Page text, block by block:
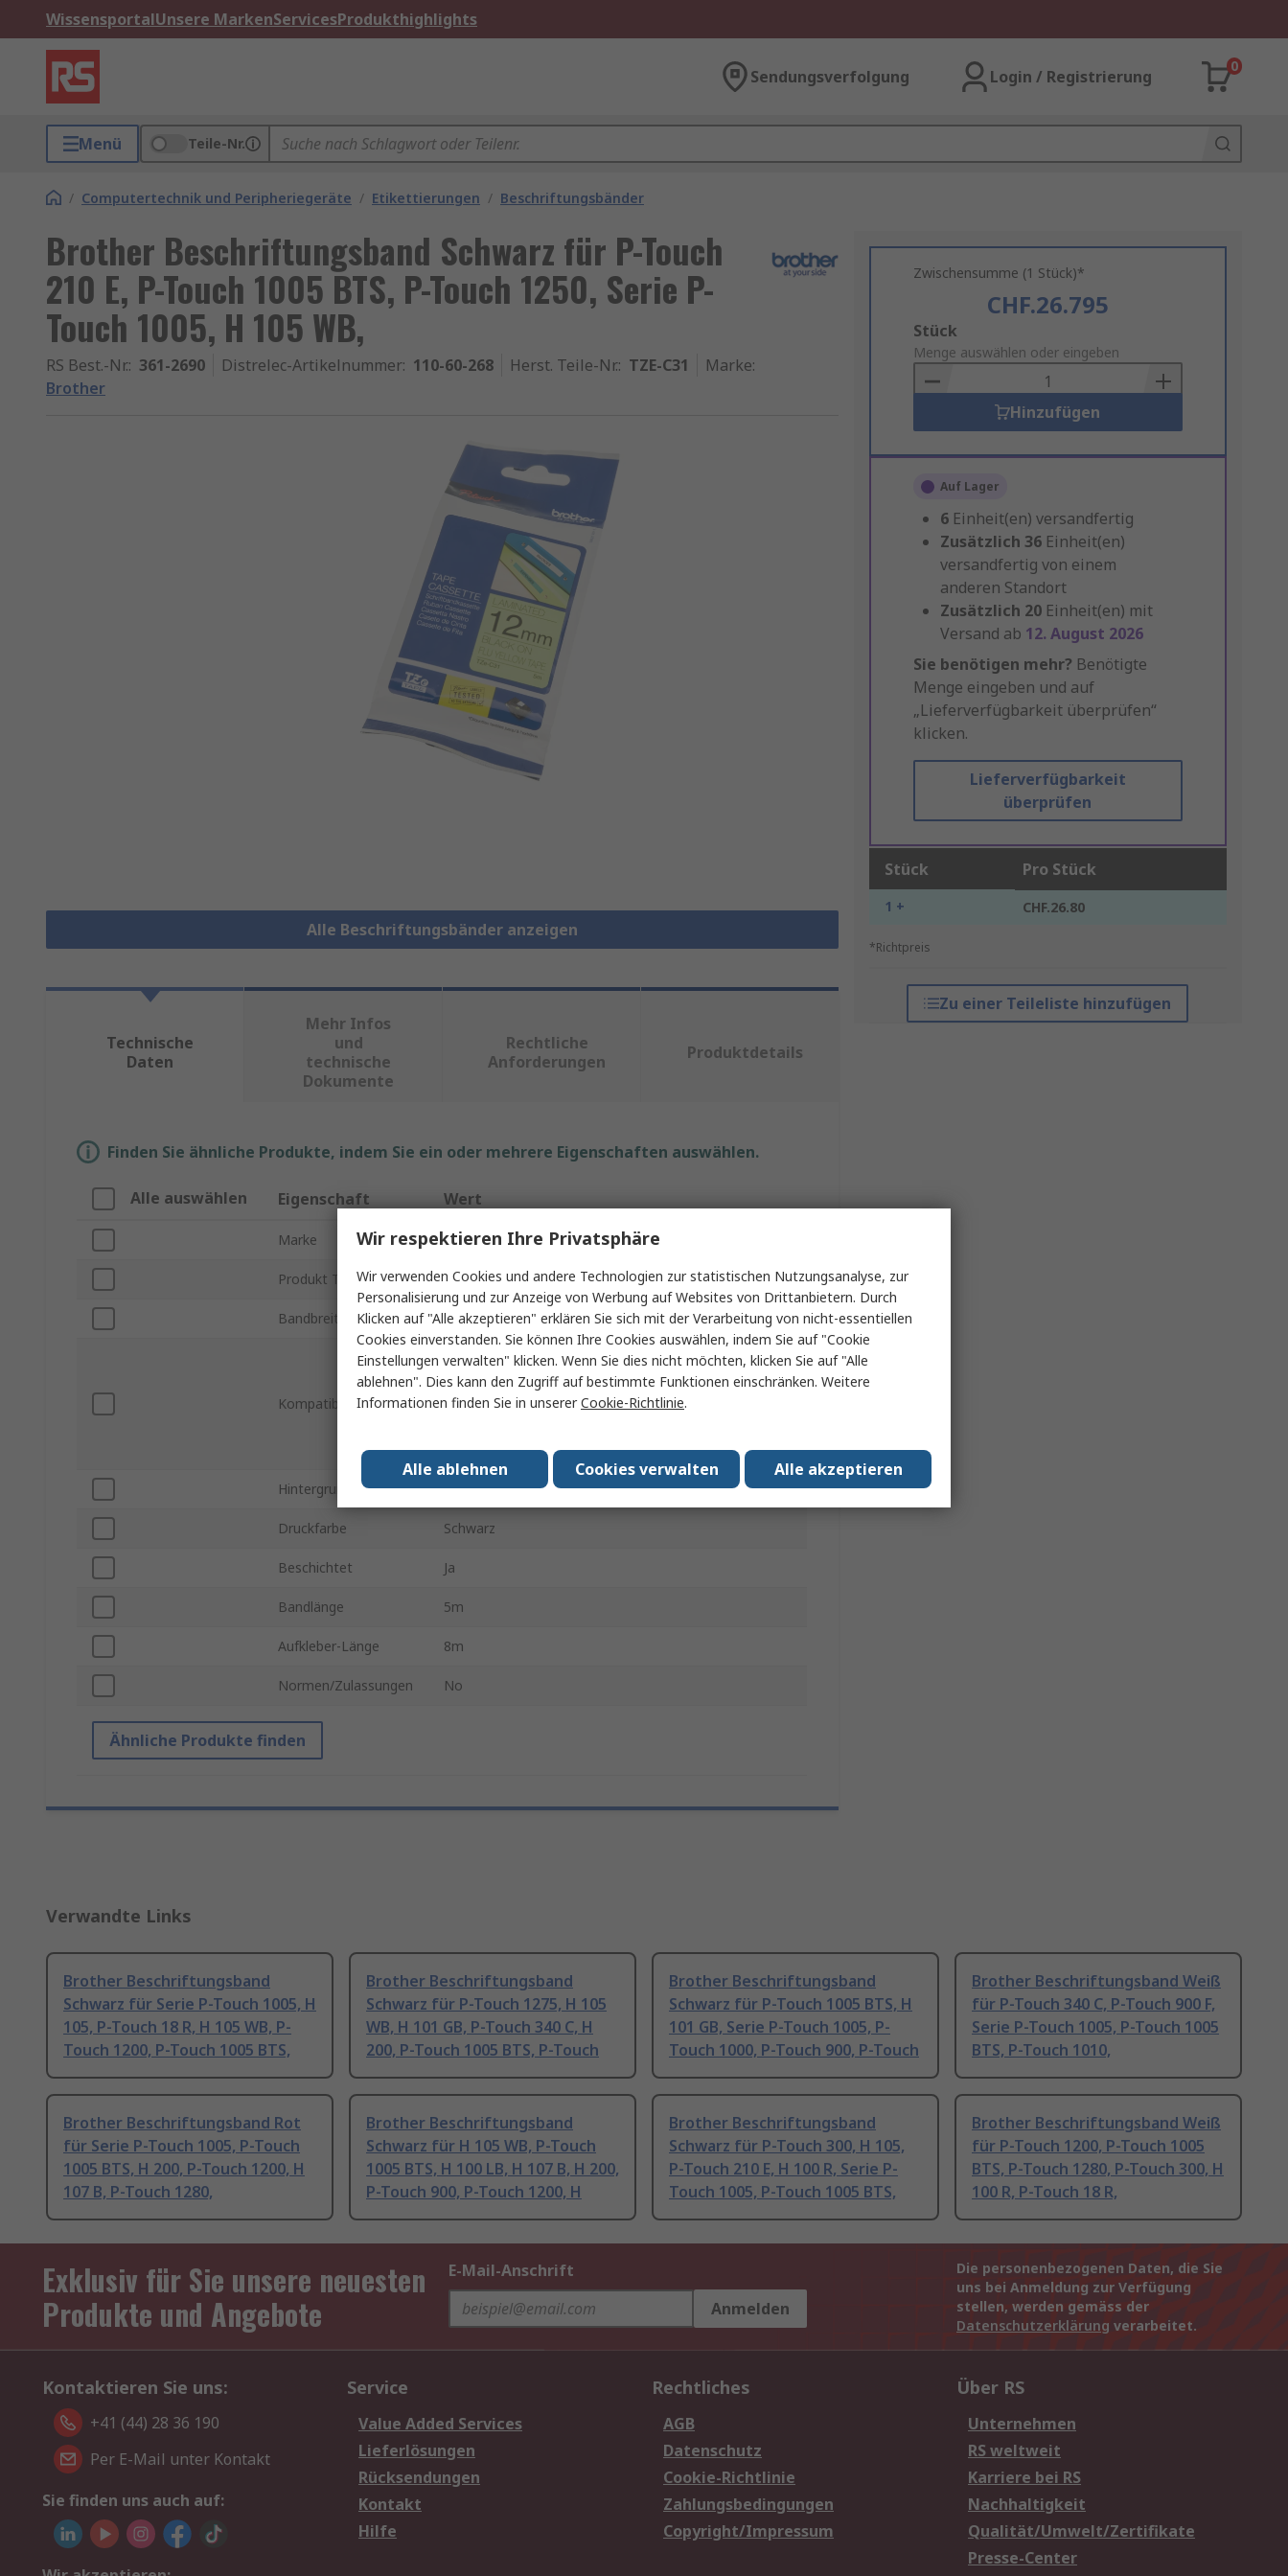
WissensportalUnsere MarkenServicesProdukthighlights
Sendungsverfolgung Login / Registrierung
0
Menü Teile-Nr.
/ Computertechnik und Peripheriegeräte / Etikettierungen / Beschriftungsbänder
Brother Beschriftungsband Schwarz für P-Touch
210 E, P-Touch 1005 BTS, P-Touch 1250, Serie P-
Touch 1005, H 105 WB,
RS Best.-Nr.: 361-2690 Distrelec-Artikelnummer: 110-60-268 Herst. Teile-Nr.: TZE-C31 Marke:
Brother
Alle Beschriftungsbänder anzeigen
Zwischensumme (1 Stück)*
CHF.26.795
Add
to
Basket
Stück
Menge auswählen oder eingeben
Hinzufügen
Auf Lager
6 Einheit(en) versandfertig
Zusätzlich 36 Einheit(en)
versandfertig von einem
anderen Standort
Zusätzlich 20 Einheit(en) mit
Versand ab 12. August 2026
Sie benötigen mehr? Benötigte
Menge eingeben und auf
„Lieferverfügbarkeit überprüfen“
klicken.
Lieferverfügbarkeit
überprüfen
Stück Pro Stück
1 + CHF.26.80
*Richtpreis
Zu einer Teileliste hinzufügen
Technische
Daten
Mehr Infos
und
technische
Dokumente
Rechtliche
Anforderungen
Produktdetails
Finden Sie ähnliche Produkte, indem Sie ein oder mehrere Eigenschaften auswählen.
Alle auswählen Eigenschaft Wert
Marke Brother
Produkt Typ Beschriftungsband
Bandbreite 12mm
Kompatible Drucker
P-Touch 210 E, P-Touch 1005 BTS, P-Touch 1250, Serie
P-Touch 1005, H 105 WB, P-Touch 1280, P-Touch 900 F,
H 107 B, H 101 GB, P-Touch 340 C, H 100 R, P-Touch
1000, P-Touch 300, H 200, E 550 W VP, P-Touch 1200, H
Touch 900, P-Touch 550, H 100 LB, P-Touch 1010
Hintergrundfarbe Fluoreszentgelb
Druckfarbe Schwarz
Beschichtet Ja
Bandlänge 5m
Aufkleber-Länge 8m
Normen/Zulassungen No
Ähnliche Produkte finden
Verwandte Links
Brother Beschriftungsband
Schwarz für Serie P-Touch 1005, H
105, P-Touch 18 R, H 105 WB, P-
Touch 1200, P-Touch 1005 BTS,
Brother Beschriftungsband
Schwarz für P-Touch 1275, H 105
WB, H 101 GB, P-Touch 340 C, H
200, P-Touch 1005 BTS, P-Touch
Brother Beschriftungsband
Schwarz für P-Touch 1005 BTS, H
101 GB, Serie P-Touch 1005, P-
Touch 1000, P-Touch 900, P-Touch
Brother Beschriftungsband Weiß
für P-Touch 340 C, P-Touch 900 F,
Serie P-Touch 1005, P-Touch 1005
BTS, P-Touch 1010,
Brother Beschriftungsband Rot
für Serie P-Touch 1005, P-Touch
1005 BTS, H 200, P-Touch 1200, H
107 B, P-Touch 1280,
Brother Beschriftungsband
Schwarz für H 105 WB, P-Touch
1005 BTS, H 100 LB, H 107 B, H 200,
P-Touch 900, P-Touch 1200, H
Brother Beschriftungsband
Schwarz für P-Touch 300, H 105,
P-Touch 210 E, H 100 R, Serie P-
Touch 1005, P-Touch 1005 BTS,
Brother Beschriftungsband Weiß
für P-Touch 1200, P-Touch 1005
BTS, P-Touch 1280, P-Touch 300, H
100 R, P-Touch 18 R,
Exklusiv für Sie unsere neuesten
Produkte und Angebote
E-Mail-Anschrift
Anmelden
Die personenbezogenen Daten, die Sie
uns bei Anmeldung zur Verfügung
stellen, werden gemäss der
Datenschutzerklärung verarbeitet.
Kontaktieren Sie uns:
+41 (44) 28 36 190
Per E-Mail unter Kontakt
Sie finden uns auch auf:
Service
Value Added Services
Lieferlösungen
Rücksendungen
Kontakt
Hilfe
Rechtliches
AGB
Datenschutz
Cookie-Richtlinie
Zahlungsbedingungen
Copyright/Impressum
Über RS
Unternehmen
RS weltweit
Karriere bei RS
Nachhaltigkeit
Qualität/Umwelt/Zertifikate
Presse-Center
Wir respektieren Ihre Privatsphäre
Wir verwenden Cookies und andere Technologien zur statistischen Nutzungsanalyse, zur
Personalisierung und zur Anzeige von Werbung auf Websites von Drittanbietern. Durch
Klicken auf "Alle akzeptieren" erklären Sie sich mit der Verarbeitung von nicht-essentiellen
Cookies einverstanden. Sie können Ihre Cookies auswählen, indem Sie auf "Cookie
Einstellungen verwalten" klicken. Wenn Sie dies nicht möchten, klicken Sie auf "Alle
ablehnen". Dies kann den Zugriff auf bestimmte Funktionen einschränken. Weitere
Informationen finden Sie in unsererCookie-Richtlinie.
Alle akzeptieren
Cookies verwalten
Alle ablehnen